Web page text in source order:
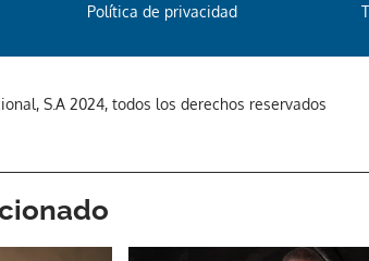
Política de privacidad
S.A 2024, todos los derechos reservados